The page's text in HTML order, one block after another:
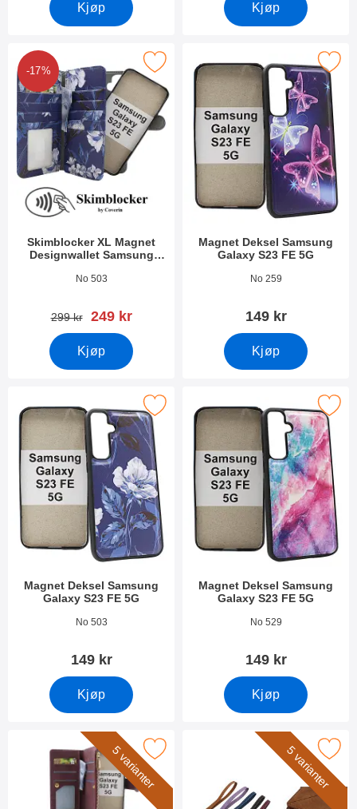
Kjøp Kjøp
-17%
Skimblocker XL Magnet
Designwallet Samsung
Varenummer 49499
No 503
gammel pris
299 kr ny pris
249 kr
Kjøp
XL Magnet Designwallet Samsung Galaxy S23 FE 5G som
Magnet Deksel Samsung
Galaxy S23 FE 5G
Varenummer 49501
No 259
149 kr
Kjøp
Merk magnet Deksel Samsung
Magnet Deksel Samsung
Galaxy S23 FE 5G
Varenummer 49502
No 503
149 kr
Kjøp
magnet Deksel Samsung Galaxy S23 FE 5G som favoritt
Magnet Deksel Samsung
Galaxy S23 FE 5G
Varenummer 49503
No 529
149 kr
Kjøp
Merk magnet Deksel Samsung
5 varianter
Standcase Lyxetui Samsung Galaxy S23 FE 5G som favoritt
5 varianter
Merk håndleddsstropp til XL